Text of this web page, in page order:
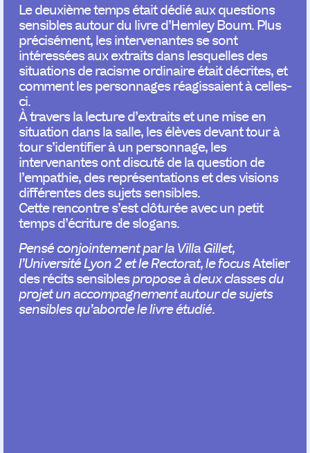
Le deuxième temps était dédié aux questions
sensibles autour du livre d’Hemley Boum. Plus
précisément, les intervenantes se sont
intéressées aux extraits dans lesquelles des
situations de racisme ordinaire était décrites, et
comment les personnages réagissaient à celles-
ci.
À travers la lecture d’extraits et une mise en
situation dans la salle, les élèves devant tour à
tour s’identifier à un personnage, les
intervenantes ont discuté de la question de
l’empathie, des représentations et des visions
différentes des sujets sensibles.
Cette rencontre s’est clôturée avec un petit
temps d’écriture de slogans.
Pensé conjointement par la Villa Gillet,
l’Université Lyon 2 et le Rectorat, le focusAtelier
des récits sensiblespropose à deux classes du
projet un accompagnement autour de sujets
sensibles qu’aborde le livre étudié.